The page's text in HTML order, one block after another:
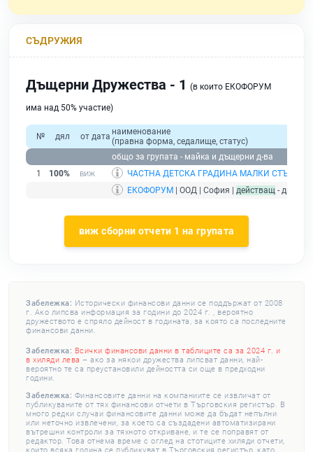
СЪДРУЖИЯ
Дъщерни Дружества - 1 (в които ЕКОФОРУМ
има над 50% участие)
№ дял от дата наименование
(правна форма, седалище, статус)
общо за групата - майка и дъщерни д-ва
1
100% ЧАСТНА ДЕТСКА ГРАДИНА МАЛКИ СТЪПКИ
ЕКОФОРУМ | ООД | София | действащ -
виж сборни отчети 1 на групата
Забележка: Исторически финансови данни се поддържат от 2008
г. Ако липсва информация за години до 2024 г. , вероятно
дружеството е спряло дейност в годината, за която са последните
финансови данни.
Забележка: Всички финансови данни в таблиците са за 2024 г. и
в хиляди лева – ако за някои дружества липсват данни, най-
вероятно те са преустановили дейността си още в предходни
години.
Забележка: Финансовите данни на компаниите се извличат от
публикуваните от тях финансови отчети в Търговския регистър. В
много редки случаи финансовите данни може да бъдат непълни
или неточно извлечени, за което са създадени автоматизирани
вътрешни контроли за тяхното откриване, и те се поправят от
редактор. Това отнема време с оглед на стотиците хиляди отчети,